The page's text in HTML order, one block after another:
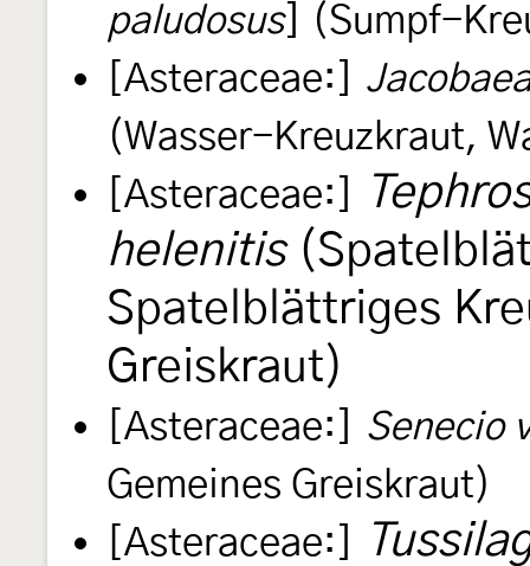
paludosus] (Sumpf-
[Asteraceae:]
(Wasser-Kreuzkraut,
[Asteraceae:]
helenitis
Spatelblättriges
Greiskraut)
[Asteraceae:]
Senecio
Gemeines Greiskraut)
[Asteraceae:]